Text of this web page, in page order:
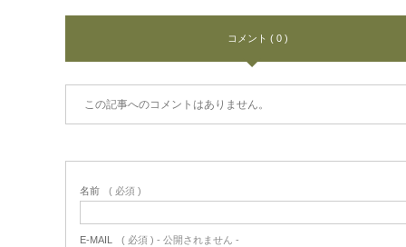
コメント ( 0 )
この記事へのコメントはありません。
名前 ( 必須 )
E-MAIL ( 必須 ) - 公開されません -